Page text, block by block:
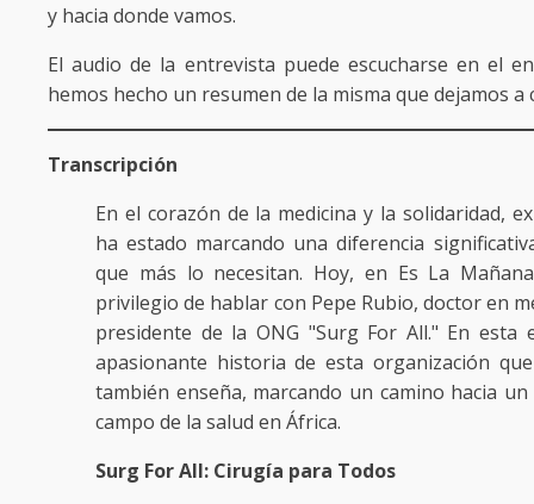
y hacia donde vamos.
El audio de la entrevista puede escucharse en el
hemos hecho un resumen de la misma que dejamos a
Transcripción
En el corazón de la medicina y la solidaridad,
ha estado marcando una diferencia
que más lo necesitan. Hoy, en Es La
privilegio de hablar con Pepe Rubio, doctor en
presidente de la ONG "Surg For All." En esta
apasionante historia de esta organización
también enseña, marcando un camino hacia
campo de la salud en África.
Surg For All: Cirugía para Todos